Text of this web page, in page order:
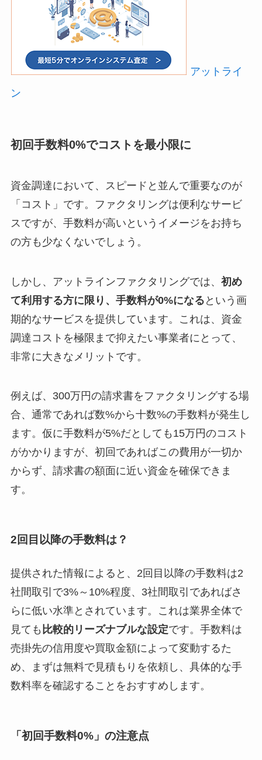
アットライ
ン
初回手数料0%でコストを最小限に
資金調達において、スピードと並んで重要なのが
「コスト」です。ファクタリングは便利なサービ
スですが、手数料が高いというイメージをお持ち
の方も少なくないでしょう。
しかし、アットラインファクタリングでは、 初め
て利用する方に限り、手数料が0%になる という画
期的なサービスを提供しています。これは、資金
調達コストを極限まで抑えたい事業者にとって、
非常に大きなメリットです。
例えば、300万円の請求書をファクタリングする場
合、通常であれば数%から十数%の手数料が発生し
ます。仮に手数料が5%だとしても15万円のコスト
がかかりますが、初回であればこの費用が一切か
からず、請求書の額面に近い資金を確保できま
す。
2回目以降の手数料は？
提供された情報によると、2回目以降の手数料は2
社間取引で3%～10%程度、3社間取引であればさ
らに低い水準とされています。これは業界全体で
見ても 比較的リーズナブルな設定です。手数料は
売掛先の信用度や買取金額によって変動するた
め、まずは無料で見積もりを依頼し、具体的な手
数料率を確認することをおすすめします。
「初回手数料0%」の注意点